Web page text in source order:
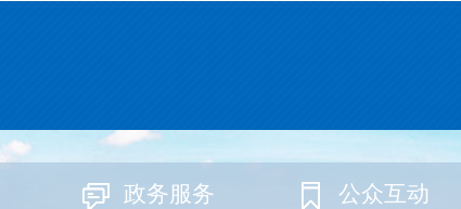
政务服务 公众互动